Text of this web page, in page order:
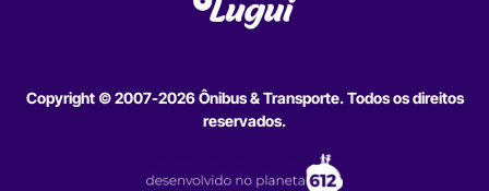
Copyright © 2007-2026 Ônibus & Transporte. Todos os direitos
reservados.